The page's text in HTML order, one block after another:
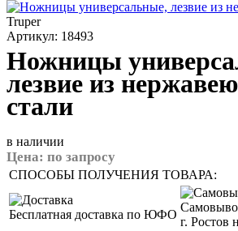
Truper
Артикул: 18493
Ножницы
лезвие из
стали
в наличии
Цена: по запросу
СПОСОБЫ ПОЛУЧЕНИЯ ТОВАРА:
Бесплатная доставка по ЮФО
г. Ростов